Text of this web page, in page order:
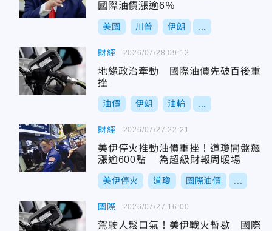
國際油價漲逾6％
美國 川普 伊朗
財經
地緣政治牽動 國際油價先破百後重
挫
油價 伊朗 油輪
2026/07/28 09:12
財經
美伊停火推動油價重挫！道瓊開盤飆
漲逾600點 為超級財報周暖場
美伊停火 道瓊 國際油價
2026/07/27 22:21
國際
駕駛人鬆口氣！美伊戰火暫歇 國際
2026/07/27 16:00